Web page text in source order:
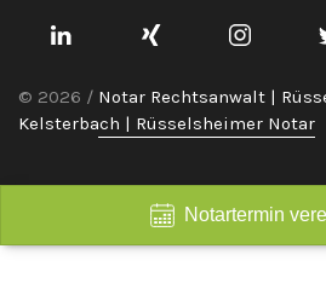
© 2026 / Notar Rechtsanwalt |
Kelsterbach | Rüsselsheimer Notar
Notartermin